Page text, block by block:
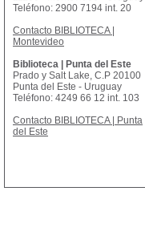
Teléfono: 2900 7194 int. 20
Contacto BIBLIOTECA |
Montevideo
Biblioteca | Punta del Este
Prado y Salt Lake, C.P 20100
Punta del Este - Uruguay
Teléfono: 4249 66 12 int. 103
Contacto BIBLIOTECA | Punta
del Este